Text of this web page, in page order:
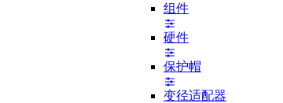
组件
硬件
保护帽
变径适配器